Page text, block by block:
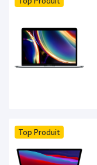
Top Produit